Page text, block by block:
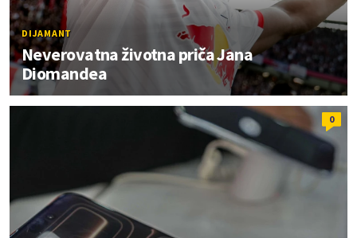
DIJAMANT
Neverovatna životna priča Jana
Diomandea
0